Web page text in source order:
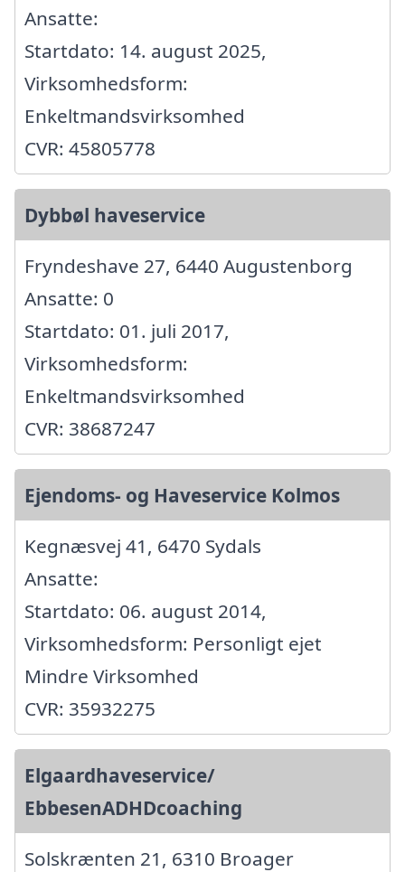
Ansatte:
Startdato: 14. august 2025,
Virksomhedsform:
Enkeltmandsvirksomhed
CVR: 45805778
Dybbøl haveservice
Fryndeshave 27, 6440 Augustenborg
Ansatte: 0
Startdato: 01. juli 2017,
Virksomhedsform:
Enkeltmandsvirksomhed
CVR: 38687247
Ejendoms- og Haveservice Kolmos
Kegnæsvej 41, 6470 Sydals
Ansatte:
Startdato: 06. august 2014,
Virksomhedsform: Personligt ejet
Mindre Virksomhed
CVR: 35932275
Elgaardhaveservice/
EbbesenADHDcoaching
Solskrænten 21, 6310 Broager